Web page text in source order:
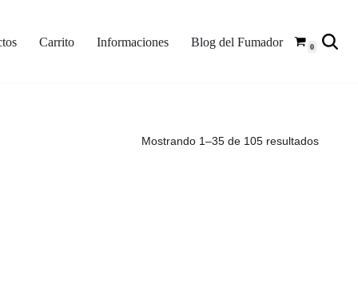
Carrito Informaciones Blog del Fumador 0
Mostrando 1–35 de 105 resultados